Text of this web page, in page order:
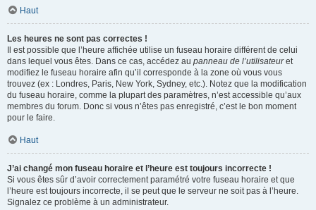
Haut
Les heures ne sont pas correctes !
Il est possible que l’heure affichée utilise un fuseau horaire différent de celui
dans lequel vous êtes. Dans ce cas, accédez au panneau de l’utilisateuret
modifiez le fuseau horaire afin qu’il corresponde à la zone où vous vous
trouvez (ex : Londres, Paris, New York, Sydney, etc.). Notez que la modification
du fuseau horaire, comme la plupart des paramètres, n’est accessible qu’aux
membres du forum. Donc si vous n’êtes pas enregistré, c’est le bon moment
pour le faire.
Haut
J’ai changé mon fuseau horaire et l’heure est toujours incorrecte !
Si vous êtes sûr d’avoir correctement paramétré votre fuseau horaire et que
l’heure est toujours incorrecte, il se peut que le serveur ne soit pas à l’heure.
Signalez ce problème à un administrateur.